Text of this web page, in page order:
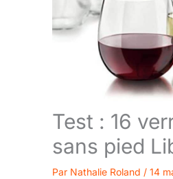
Test : 16
sans pied
Par Nathalie Roland / 14